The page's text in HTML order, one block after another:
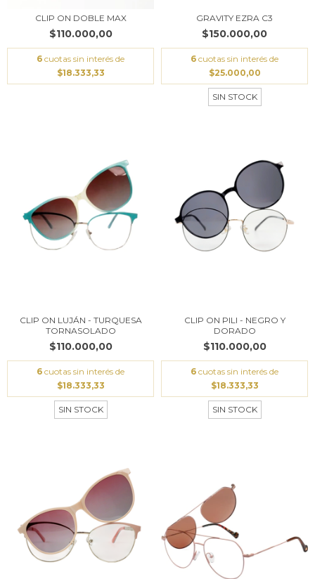
CLIP ON DOBLE MAX
$110.000,00
6 cuotas sin interés de
$18.333,33
GRAVITY EZRA C3
$150.000,00
6 cuotas sin interés de
$25.000,00
SIN STOCK
CLIP ON LUJÁN - TURQUESA
TORNASOLADO
$110.000,00
6 cuotas sin interés de
$18.333,33
SIN STOCK
CLIP ON PILI - NEGRO Y
DORADO
$110.000,00
6 cuotas sin interés de
$18.333,33
SIN STOCK